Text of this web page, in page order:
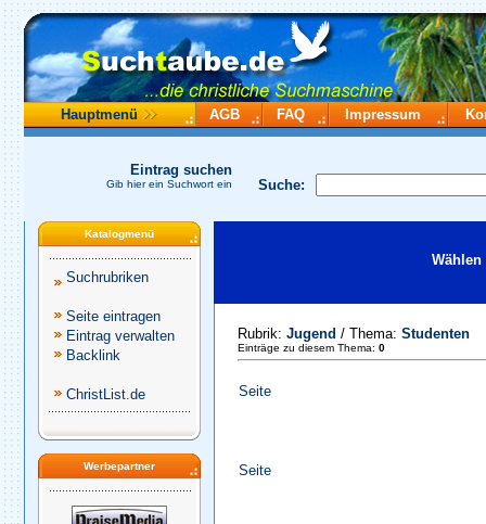
Hauptmenü AGB FAQ Impressum
Suche:
Eintrag suchen
Gib hier ein Suchwort ein
Katalogmenü
Suchrubriken
Seite eintragen
Eintrag verwalten
Backlink
ChristList.de
Werbepartner
Rubrik: Jugend / Thema: Studenten
Einträge zu diesem Thema: 0
Seite
Seite